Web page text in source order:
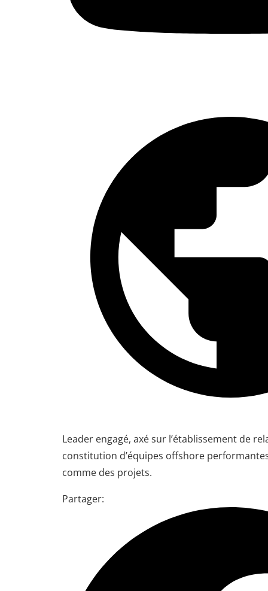
Leader engagé, axé sur l’établissement de
constitution d’équipes offshore
comme des projets.
Partager: